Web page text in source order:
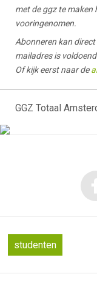
met de ggz te maken
vooringenomen.
Abonneren kan
mailadres is
Of kijk eerst naar de
GGZ Totaal
studenten